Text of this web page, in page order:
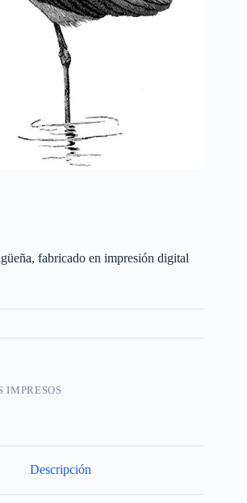
fabricado en impresión digital
IMPRESOS
Descripción